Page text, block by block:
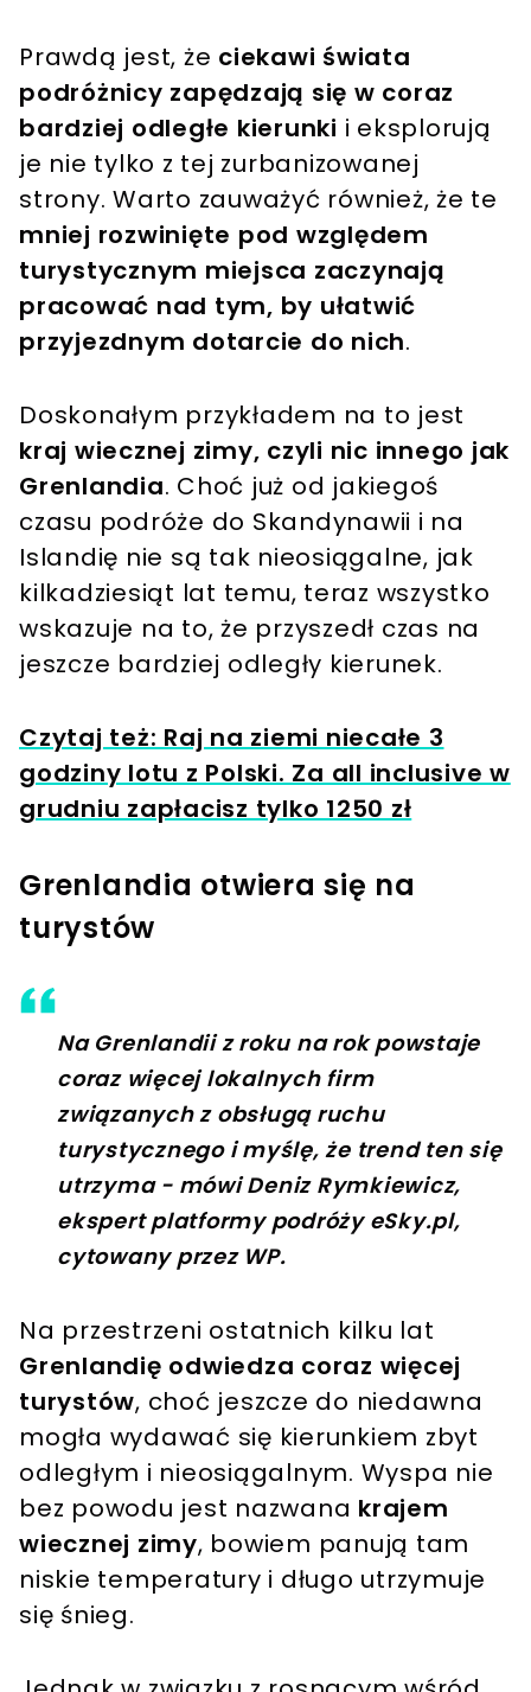
Prawdą jest, że ciekawi świata
podróżnicy zapędzają się w coraz
bardziej odległe kierunki i eksplorują
je nie tylko z tej zurbanizowanej
strony. Warto zauważyć również, że te
mniej rozwinięte pod względem
turystycznym miejsca zaczynają
pracować nad tym, by ułatwić
przyjezdnym dotarcie do nich.
Doskonałym przykładem na to jest
kraj wiecznej zimy, czyli nic innego jak
Grenlandia. Choć już od jakiegoś
czasu podróże do Skandynawii i na
Islandię nie są tak nieosiągalne, jak
kilkadziesiąt lat temu, teraz wszystko
wskazuje na to, że przyszedł czas na
jeszcze bardziej odległy kierunek.
Czytaj też: Raj na ziemi niecałe 3
godziny lotu z Polski. Za all inclusive w
grudniu zapłacisz tylko 1250 zł
Grenlandia otwiera się na
turystów
Na Grenlandii z roku na rok powstaje
coraz więcej lokalnych firm
związanych z obsługą ruchu
turystycznego i myślę, że trend ten się
utrzyma - mówi Deniz Rymkiewicz,
ekspert platformy podróży eSky.pl,
cytowany przez WP.
Na przestrzeni ostatnich kilku lat
Grenlandię odwiedza coraz więcej
turystów, choć jeszcze do niedawna
mogła wydawać się kierunkiem zbyt
odległym i nieosiągalnym. Wyspa nie
bez powodu jest nazwana krajem
wiecznej zimy, bowiem panują tam
niskie temperatury i długo utrzymuje
się śnieg.